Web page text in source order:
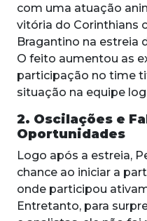
com uma atuação
vitória do Corinthians
Bragantino na estreia
O feito aumentou as
participação no time
situação na equipe
2. Oscilações e
Oportunidades
Logo após a estreia,
chance ao iniciar a
onde participou
Entretanto, para